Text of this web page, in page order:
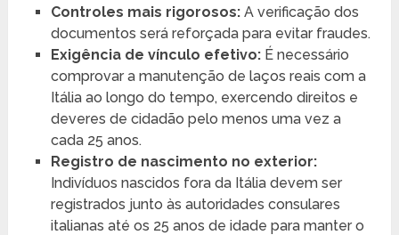
Controles mais rigorosos:A verificação dos
documentos será reforçada para evitar fraudes.
Exigência de vínculo efetivo:É necessário
comprovar a manutenção de laços reais com a
Itália ao longo do tempo, exercendo direitos e
deveres de cidadão pelo menos uma vez a
cada 25 anos.
Registro de nascimento no exterior:
Indivíduos nascidos fora da Itália devem ser
registrados junto às autoridades consulares
italianas até os 25 anos de idade para manter o